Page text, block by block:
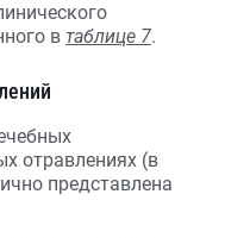
в таблице 7.
отравлениях (в
представлена